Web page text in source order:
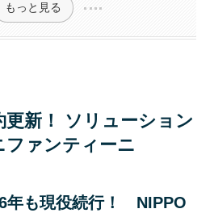
もっと見る
更新！ ソリューション
ファンティーニ
年も現役続行！ NIPPO